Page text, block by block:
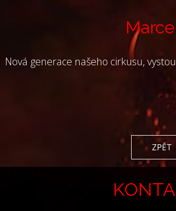
Nová generace našeho cirkusu,
ZPĚT